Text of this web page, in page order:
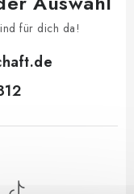
für dich da!